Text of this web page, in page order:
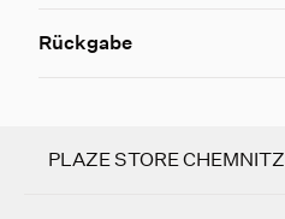
Rückgabe
PLAZE STORE CHEMNITZ